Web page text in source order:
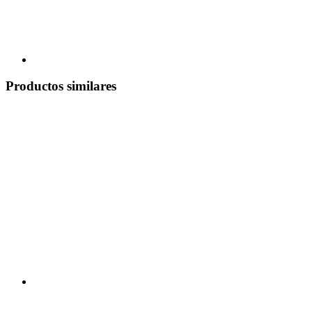
Productos similares